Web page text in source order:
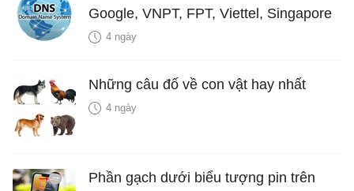
Google, VNPT, FPT, Viettel, Singapore
4 ngày
Những câu đố về con vật hay nhất
4 ngày
Phần gạch dưới biểu tượng pin trên